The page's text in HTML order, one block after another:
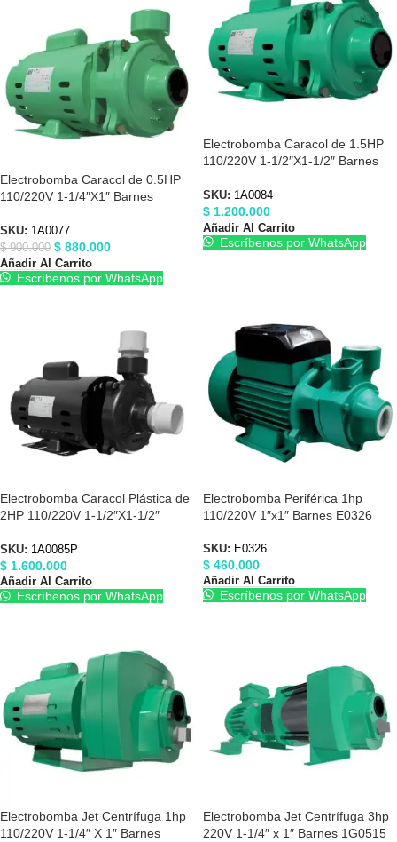
Electrobomba Caracol de 0.5HP
110/220V 1-1/4″X1″ Barnes
SKU: 1A0077
$900.000 $ 880.000
Añadir Al Carrito
Escríbenos por WhatsApp
Electrobomba Caracol de 1.5HP
110/220V 1-1/2″X1-1/2″ Barnes
SKU: 1A0084
$ 1.200.000
Añadir Al Carrito
Escríbenos por WhatsApp
Electrobomba Caracol Plástica de
2HP 110/220V 1-1/2″X1-1/2″
SKU: 1A0085P
$ 1.600.000
Añadir Al Carrito
Escríbenos por WhatsApp
Electrobomba Periférica 1hp
110/220V 1″x1″ Barnes E0326
SKU: E0326
$ 460.000
Añadir Al Carrito
Escríbenos por WhatsApp
Electrobomba Jet Centrífuga 1hp
110/220V 1-1/4″ X 1″ Barnes
Electrobomba Jet Centrífuga 3hp
220V 1-1/4″ x 1″ Barnes 1G0515